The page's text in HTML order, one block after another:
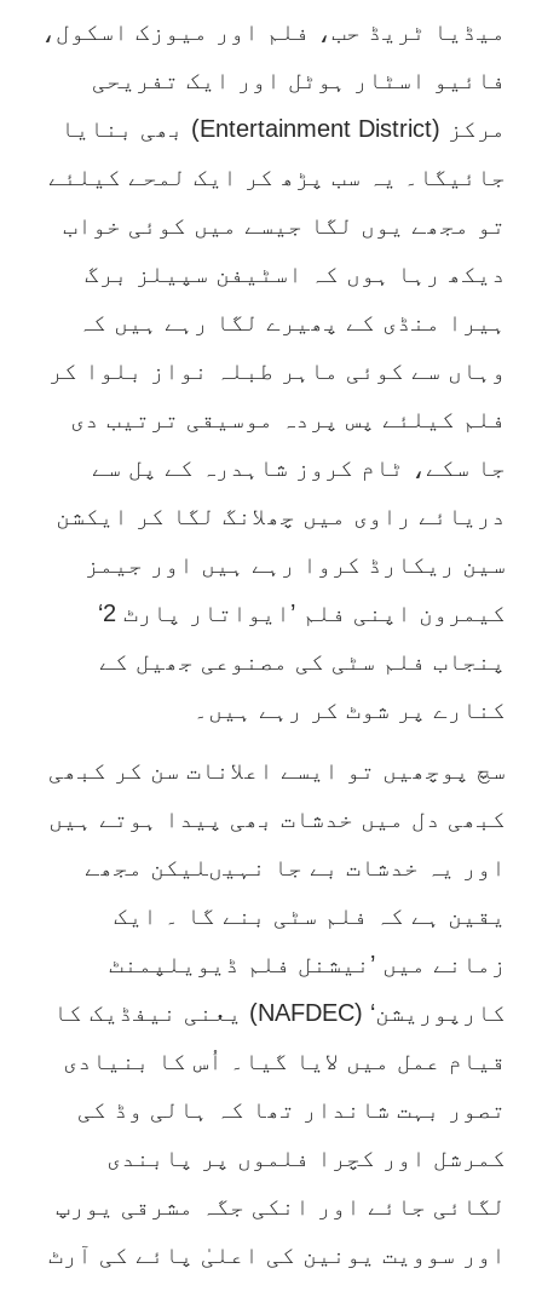
میڈیا ٹریڈ حب، فلم اور میوزک اسکول،
فائیو اسٹار ہوٹل اور ایک تفریحی
مرکز (Entertainment District) بھی بنایا
جائیگا۔ یہ سب پڑھ کر ایک لمحے کیلئے
تو مجھے یوں لگا جیسے میں کوئی خواب
دیکھ رہا ہوں کہ اسٹیفن سپیلز برگ
ہیرا منڈی کے پھیرے لگا رہے ہیں کہ
وہاں سے کوئی ماہر طبلہ نواز بلوا کر
فلم کیلئے پس پردہ موسیقی ترتیب دی
جا سکے، ٹام کروز شاہدرہ کے پل سے
دریائے راوی میں چھلانگ لگا کر ایکشن
سین ریکارڈ کروا رہے ہیں اور جیمز
پنجاب فلم سٹی کی مصنوعی جھیل کے
کنارے پر شوٹ کر رہے ہیں۔
سچ پوچھیں تو ایسے اعلانات سن کر کبھی
کبھی دل میں خدشات بھی پیدا ہوتے ہیں
اور یہ خدشات بے جا نہیںلیکن مجھے
یقین ہے کہ فلم سٹی بنے گا ۔ ایک
زمانے میں ’نیشنل فلم ڈیویلپمنٹ
کارپوریشن‘ (NAFDEC) یعنی نیفڈیک کا
قیام عمل میں لایا گیا۔ اُس کا بنیادی
تصور بہت شاندار تھا کہ ہالی وڈ کی
کمرشل اور کچرا فلموں پر پابندی
لگائی جائے اور انکی جگہ مشرقی یورپ
اور سوویت یونین کی اعلیٰ پائے کی آرٹ